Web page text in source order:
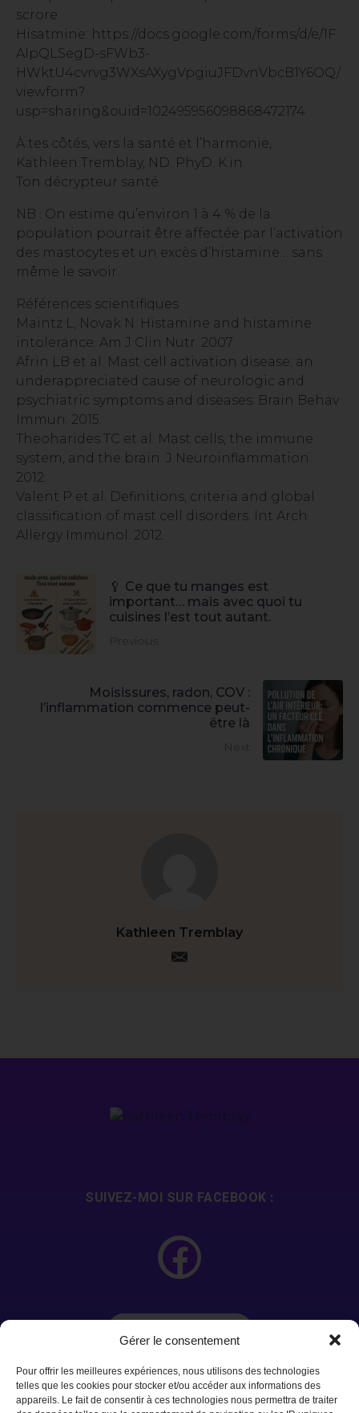
Gérer le consentement
Pour offrir les meilleures expériences, nous utilisons des technologies
telles que les cookies pour stocker et/ou accéder aux informations des
appareils. Le fait de consentir à ces technologies nous permettra de traiter
scrore
Hisatmine: https://docs.google.com/forms/d/e/1F
AIpQLSegD-sFWb3-
HWktU4cvrvg3WXsAXygVpgiuJFDvnVbcB1Y6OQ/
viewform?
usp=sharing&ouid=102495956098868472174
À tes côtés, vers la santé et l’harmonie,
Kathleen Tremblay, ND. PhyD. K.in.
Ton décrypteur santé.
NB : On estime qu’environ 1 à 4 % de la
population pourrait être affectée par l’activation
des mastocytes et un excès d’histamine… sans
même le savoir.
Références scientifiques
Maintz L, Novak N. Histamine and histamine
intolerance. Am J Clin Nutr. 2007.
Afrin LB et al. Mast cell activation disease: an
underappreciated cause of neurologic and
psychiatric symptoms and diseases. Brain Behav
Immun. 2015.
Theoharides TC et al. Mast cells, the immune
system, and the brain. J Neuroinflammation.
2012.
Valent P et al. Definitions, criteria and global
classification of mast cell disorders. Int Arch
Allergy Immunol. 2012.
🥄 Ce que tu manges est
important… mais avec quoi tu
cuisines l’est tout autant.
Previous
Moisissures, radon, COV :
l’inflammation commence peut-
être là
Next
Kathleen Tremblay
SUIVEZ-MOI SUR FACEBOOK :
Ressources